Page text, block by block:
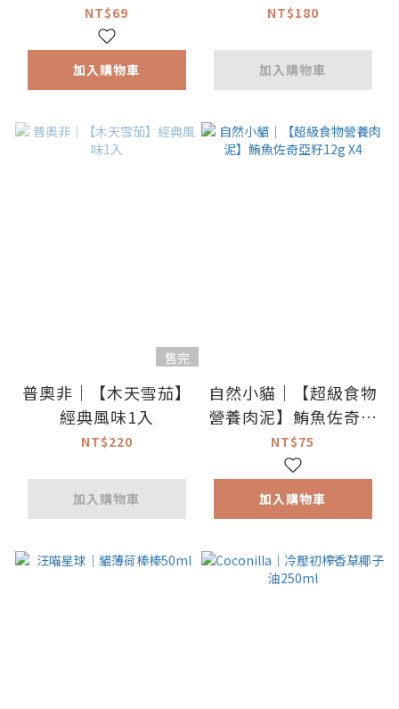
NT$69
加入購物車
NT$180
加入購物車
售完
普奧非｜【木天雪茄】
經典風味1入
NT$220
加入購物車
自然小貓｜【超級食物
營養肉泥】鮪魚佐奇亞
籽12g X4
NT$75
加入購物車